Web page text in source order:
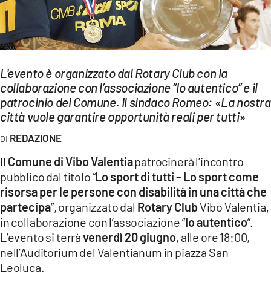
Streaming
LAC TV
LAC NETWORK
LAC ONAIR
LaC
Network
LACPLAY.IT
LACTV.IT
LACONAIR.IT
LACITYMAG.IT
ILREGGINO.IT
L'evento è organizzato dal Rotary Club con la
collaborazione con l’associazione “Io autentico” e il
patrocinio del Comune. Il sindaco Romeo: «La nostra
città vuole garantire opportunità reali per tutti»
REDAZIONE
Il Comune di Vibo Valentiapatrocinerà l’incontro
pubblico dal titolo “Lo sport di tutti – Lo sport come
risorsa per le persone con disabilità in una città che
partecipa”, organizzato dal Rotary ClubVibo Valentia,
in collaborazione con l’associazione “Io autentico”.
L’evento si terràvenerdì 20 giugno, alle ore 18:00,
nell’Auditorium del Valentianum in piazza San
Leoluca.